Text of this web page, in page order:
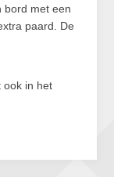
bord met een
paard. De
ook in het